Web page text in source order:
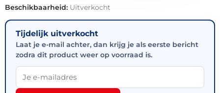
Beschikbaarheid: Uitverkocht
Tijdelijk uitverkocht
Laat je e-mail achter, dan krijg je als eerste bericht
zodra dit product weer op voorraad is.